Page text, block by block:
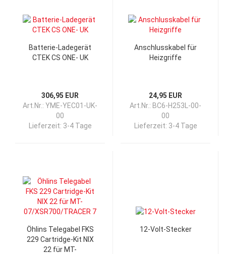
Batterie-Ladegerät
CTEK CS ONE- UK
306,95 EUR
Art.Nr.: YME-YEC01-UK-
00
Lieferzeit: 3-4 Tage
Anschlusskabel für
Heizgriffe
24,95 EUR
Art.Nr.: BC6-H253L-00-
00
Lieferzeit: 3-4 Tage
Öhlins Telegabel FKS
229 Cartridge-Kit NIX
22 für MT-
12-Volt-Stecker